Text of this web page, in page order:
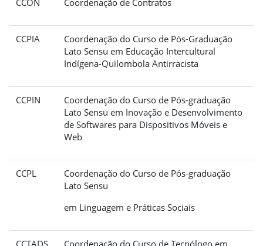
CCON Coordenação de Contratos
CCPIA
Coordenação do Curso de Pós-Graduação
Lato Sensu em Educação Intercultural
Indígena-Quilombola Antirracista
CCPIN
Coordenação do Curso de Pós-graduação
Lato Sensu em Inovação e Desenvolvimento
de Softwares para Dispositivos Móveis e
Web
CCPL
Coordenação do Curso de Pós-graduação
Lato Sensu
em Linguagem e Práticas Sociais